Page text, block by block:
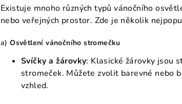
Existuje mnoho různých typů vánočního
nebo veřejných prostor. Zde je několik
a)Osvětlení vánočního stromečku
Svíčky a žárovky: Klasické žárovky jsou
stromeček. Můžete zvolit barevné nebo
vzhled.